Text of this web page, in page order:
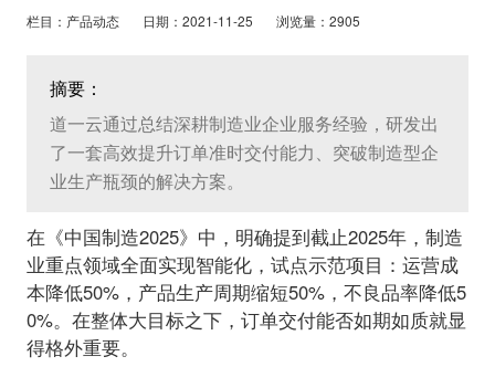
栏目：产品动态 日期：2021-11-25 浏览量：2905
摘要：
道一云通过总结深耕制造业企业服务经验，研发出
了一套高效提升订单准时交付能力、突破制造型企
业生产瓶颈的解决方案。
在《中国制造2025》中，明确提到截止2025年，制造
业重点领域全面实现智能化，试点示范项目：运营成
本降低50%，产品生产周期缩短50%，不良品率降低5
0%。在整体大目标之下，订单交付能否如期如质就显
得格外重要。